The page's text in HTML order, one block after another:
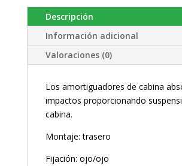
Descripción
Información adicional
Valoraciones (0)
Los amortiguadores de cabina
impactos proporcionando
cabina.
Montaje: trasero
Fijación: ojo/ojo